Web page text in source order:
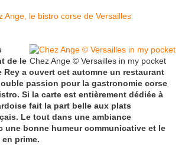
Chez Ange © Versailles in my pocket
de le
Rey a ouvert cet automne un restaurant
passion pour la gastronomie corse
Si la carte est entièrement dédiée à
fait la part belle aux plats
Le tout dans une ambiance
une bonne humeur communicative et le
prime.